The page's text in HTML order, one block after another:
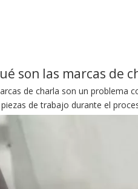
son las marcas de
de charla son un problema
de trabajo durante el